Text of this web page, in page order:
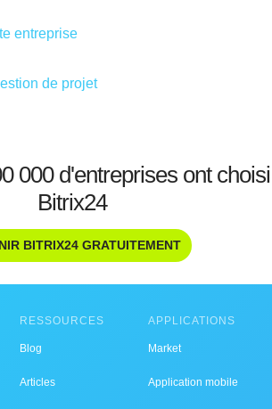
entreprise
de projet
000 d'entreprises ont choisi
Bitrix24
BITRIX24 GRATUITEMENT
RESSOURCES
Blog
Articles
APPLICATIONS
Market
Application mobile